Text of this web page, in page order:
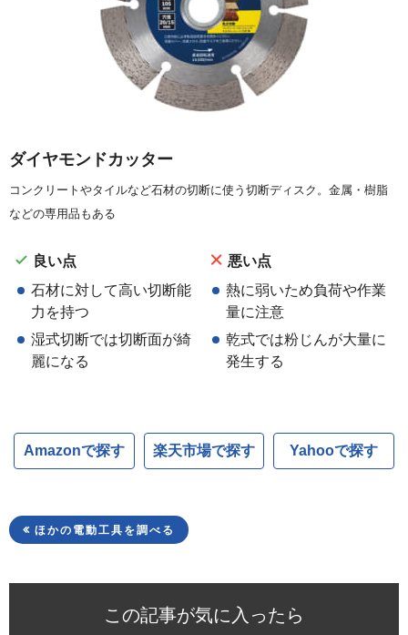
ダイヤモンドカッター
コンクリートやタイルなど石材の切断に使う切断ディスク。金属・樹脂
などの専用品もある
良い点
石材に対して高い切断能
力を持つ
湿式切断では切断面が綺
麗になる
悪い点
熱に弱いため負荷や作業
量に注意
乾式では粉じんが大量に
発生する
Amazonで探す 楽天市場で探す Yahooで探す
ほかの電動工具を調べる
この記事が気に入ったら